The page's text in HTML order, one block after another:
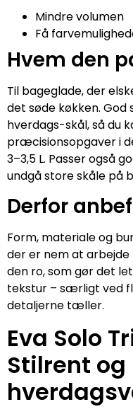
Mindre volumen
Få
Hvem den
Til bageglade, der
det søde køkken.
hverdags-skål, så du
præcisionsopgaver i
3–3,5 L. Passer også
undgå store skåle på
Derfor
Form, materiale og
der er nem at
den ro, som gør det
tekstur – særligt ved
detaljerne tæller.
Eva Solo
Stilrent